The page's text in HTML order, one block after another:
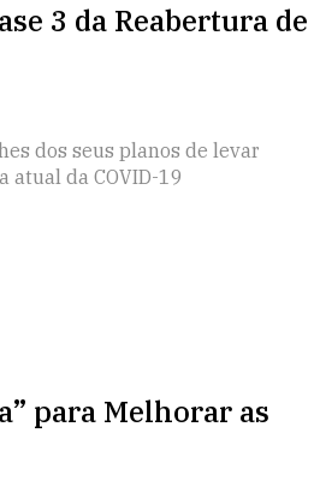
3 da Reabertura de
dos seus planos de levar
atual da COVID-19
para Melhorar as